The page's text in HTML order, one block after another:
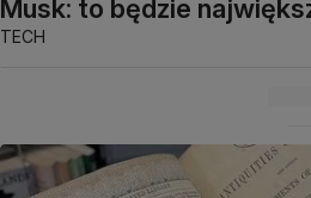
Musk: to będzie
TECH